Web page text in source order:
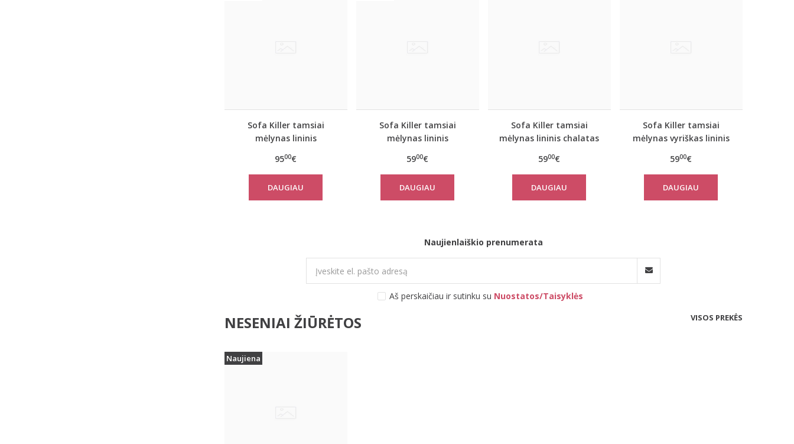
Sofa Killer tamsiai
mėlynas lininis
9500€
DAUGIAU
Sofa Killer tamsiai
mėlynas lininis
5900€
DAUGIAU
Sofa Killer tamsiai
mėlynas lininis chalatas
5900€
DAUGIAU
Sofa Killer tamsiai
mėlynas vyriškas lininis
5900€
DAUGIAU
Naujienlaiškio prenumerata
Aš perskaičiau ir sutinku su Nuostatos/Taisyklės
NESENIAI ŽIŪRĖTOS VISOS PREKĖS
Naujiena